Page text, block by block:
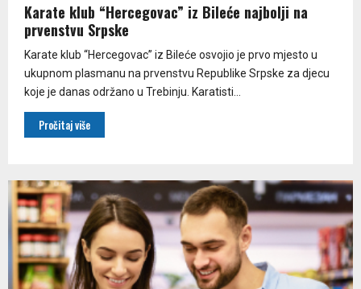
Karate klub “Hercegovac” iz Bileće najbolji na
prvenstvu Srpske
Karate klub “Hercegovac” iz Bileće osvojio je prvo mjesto u
ukupnom plasmanu na prvenstvu Republike Srpske za djecu
koje je danas održano u Trebinju. Karatisti...
Pročitaj više